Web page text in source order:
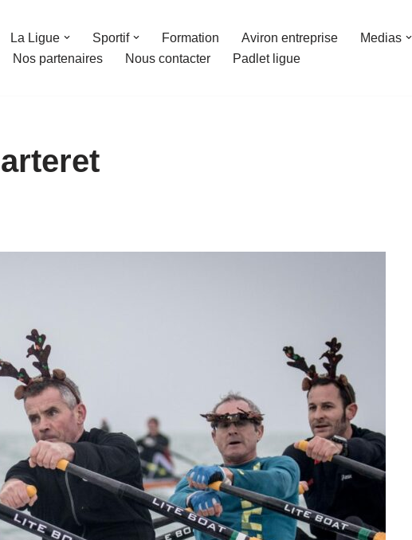
La Ligue Sportif Formation Aviron entreprise Medias
Nos partenaires Nous contacter Padlet ligue